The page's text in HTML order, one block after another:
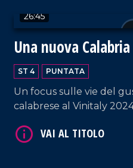
26:45
Una nuova Calabria
ST 4 PUNTATA
Un focus sulle vie del
calabrese al Vinitaly